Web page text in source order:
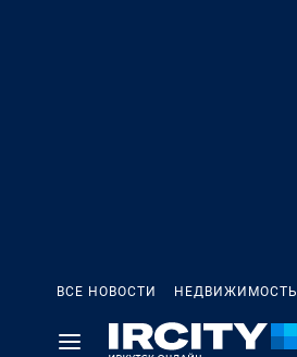
ВСЕ НОВОСТИ НЕДВИЖИМОСТЬ